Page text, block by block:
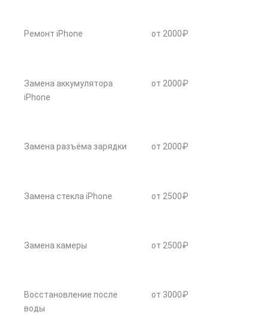
Ремонт iPhone от 2000₽
Замена аккумулятора
iPhone
от 2000₽
Замена разъёма зарядки от 2000₽
Замена стекла iPhone от 2500₽
Замена камеры от 2500₽
Восстановление после
воды
от 3000₽